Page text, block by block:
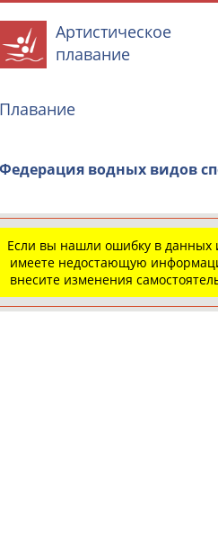
организации
ВУЗы, Академии и т.п.
информацию о
данных и хотите ее
Артистическое
плавание
Плавание
Федерация водных видов
Если вы нашли ошибку в данных
имеете недостающую
внесите изменения